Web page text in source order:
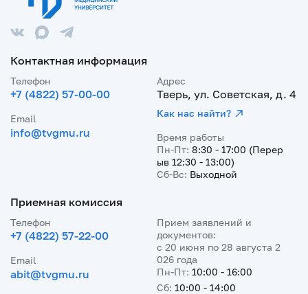
Контактная информация
Телефон
+7 (4822) 57-00-00
Email
info@tvgmu.ru
Адрес
Тверь, ул. Советская, д. 4
Как нас найти?
Время работы
Пн-Пт: 8:30 - 17:00 (Перер
ыв 12:30 - 13:00)
Сб-Вс: Выходной
Приемная комиссия
Телефон
+7 (4822) 57-22-00
Email
abit@tvgmu.ru
Прием заявлений и
документов:
с 20 июня по 28 августа 2
026 года
Пн-Пт: 10:00 - 16:00
Сб: 10:00 - 14:00